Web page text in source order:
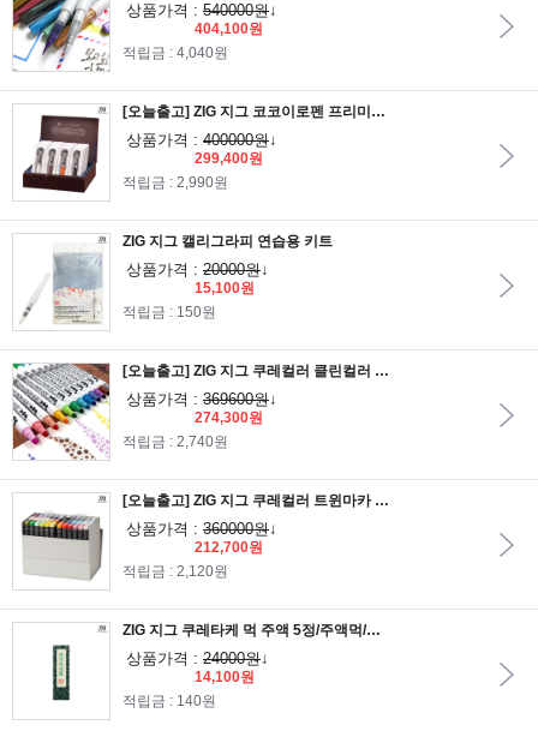
상품가격 : 540000원↓
404,100원
적립금 : 4,040원
[오늘출고] ZIG 지그 코코이로펜 프리미엄 Superior Line DP 20개입 4색상
상품가격 : 400000원↓
299,400원
적립금 : 2,990원
ZIG 지그 캘리그라피 연습용 키트
상품가격 : 20000원↓
15,100원
적립금 : 150원
[오늘출고] ZIG 지그 쿠레컬러 클린컬러 DOT 디스플레이세트 1세트 112개입
상품가격 : 369600원↓
274,300원
적립금 : 2,740원
[오늘출고] ZIG 지그 쿠레컬러 트윈마카 72색세트
상품가격 : 360000원↓
212,700원
적립금 : 2,120원
ZIG 지그 쿠레타케 먹 주액 5정/주액먹/쿠레타케먹/지그먹/서예먹
상품가격 : 24000원↓
14,100원
적립금 : 140원